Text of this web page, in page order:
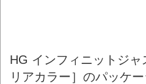
HG インフィニットジ
リアカラー］のパッケ